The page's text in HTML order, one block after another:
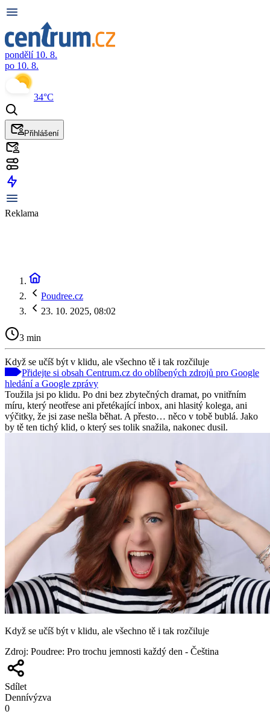
pondělí 10. 8.
po 10. 8.
34°C
Přihlášení
Reklama
Poudree.cz
23. 10. 2025, 08:02
3 min
Když se učíš být v klidu, ale všechno tě i tak rozčiluje
Přidejte si obsah Centrum.cz do oblíbených zdrojů pro Google
hledání a Google zprávy
Toužila jsi po klidu. Po dni bez zbytečných dramat, po vnitřním
míru, který neotřese ani přetékající inbox, ani hlasitý kolega, ani
výčitky, že jsi zase nešla běhat. A přesto… něco v tobě bublá. Jako
by tě ten tichý klid, o který ses tolik snažila, nakonec dusil.
Když se učíš být v klidu, ale všechno tě i tak rozčiluje
Zdroj: Poudree: Pro trochu jemnosti každý den - Čeština
Sdílet
Dennívýzva
0